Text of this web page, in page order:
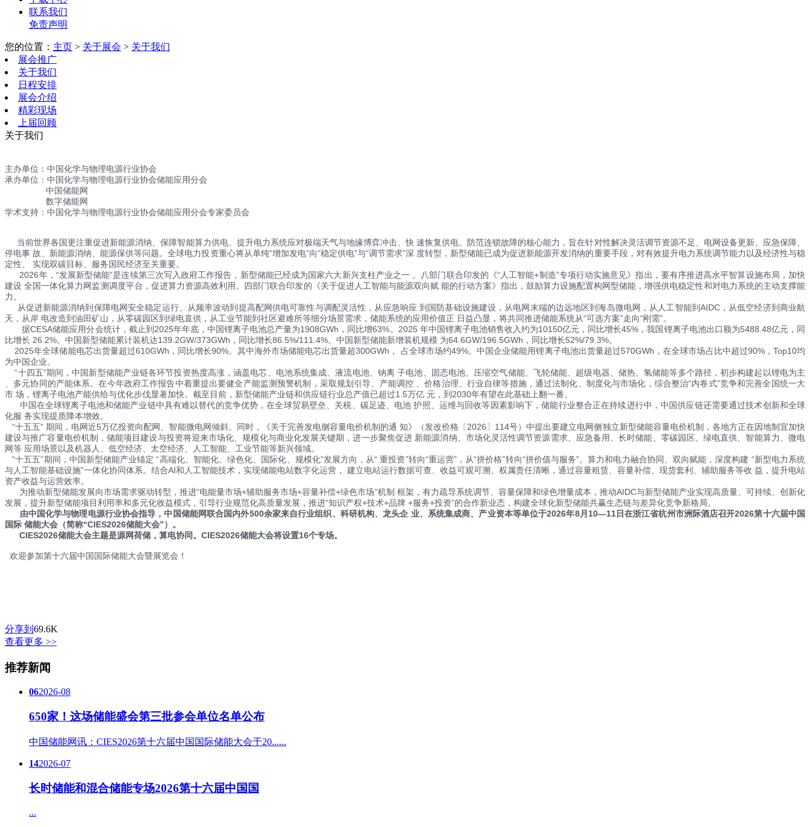
联系我们
免责声明
您的位置： 主页 > 关于展会 > 关于我们
展会推广
关于我们
日程安排
展会介绍
精彩现场
上届回顾
关于我们
主办单位：中国化学与物理电源行业协会
承办单位：中国化学与物理电源行业协会储能应用分会
中国储能网
数字储能网
学术支持：中国化学与物理电源行业协会储能应用分会专家委员会
当前世界各国更注重促进新能源消纳、保障智能算力供电、提升电力系统应对极端天气与地缘博弈冲击、快 速恢复供电、防范连锁故障的核心能力，旨在针对性解决灵活调节资源不足、电网设备更新、应急保障、
停电事 故、新能源消纳、能源保供等问题。全球电力投资重心将从单纯“增加发电”向“稳定供电”与“调节需求”深 度转型，新型储能已成为促进新能源开发消纳的重要手段，对有效提升电力系统调节能力以及经济性与稳
定性、 实现双碳目标、服务国民经济至关重要。
2026年，“发展新型储能”是连续第三次写入政府工作报告，新型储能已经成为国家六大新兴支柱产业之一 。八部门联合印发的《“人工智能+制造”专项行动实施意见》指出，要有序推进高水平智算设施布局，加快
建设 全国一体化算力网监测调度平台，促进算力资源高效利用。四部门联合印发的《关于促进人工智能与能源双向赋 能的行动方案》指出，鼓励算力设施配置构网型储能，增强供电稳定性和对电力系统的主动支撑能
力。
从促进新能源消纳到保障电网安全稳定运行、从频率波动到提高配网供电可靠性与调配灵活性，从应急响应 到国防基础设施建设，从电网末端的边远地区到海岛微电网，从人工智能到AIDC，从低空经济到商业航
天，从岸 电改造到油田矿山，从零碳园区到绿电直供，从工业节能到社区避难所等细分场景需求，储能系统的应用价值正 日益凸显，将共同推进储能系统从“可选方案”走向“刚需”。
据CESA储能应用分会统计，截止到2025年年底，中国锂离子电池总产量为1908GWh，同比增63%。2025 年中国锂离子电池销售收入约为10150亿元，同比增长45%，我国锂离子电池出口额为5488.48亿元，同
比增长 26.2%。中国新型储能累计装机达139.2GW/373GWh，同比增长86.5%/111.4%。中国新型储能新增装机规模 为64.6GW/196.5GWh，同比增长52%/79.3%。
2025年全球储能电芯出货量超过610GWh，同比增长90%。其中海外市场储能电芯出货量超300GWh， 占全球市场约49%。中国企业储能用锂离子电池出货量超过570GWh，在全球市场占比中超过90%，Top10均
为中国企业。
“十四五”期间，中国新型储能产业链各环节投资热度高涨，涵盖电芯、电池系统集成、液流电池、钠离 子电池、固态电池、压缩空气储能、飞轮储能、超级电器、储热、氢储能等多个路径，初步构建起以锂电为主
、多元协同的产能体系。在今年政府工作报告中着重提出要健全产能监测预警机制，采取规划引导、产能调控 、价格治理、行业自律等措施，通过法制化、制度化与市场化，综合整治“内卷式”竞争和完善全国统一大
市 场，锂离子电池产能供给与优化步伐显著加快。截至目前，新型储能产业链和供应链行业总产值已超过1.5万亿 元，到2030年有望在此基础上翻一番。
中国在全球锂离子电池和储能产业链中具有难以替代的竞争优势，在全球贸易壁垒、关税、碳足迹、电池 护照、运维与回收等因素影响下，储能行业整合正在持续进行中，中国供应链还需要通过技术创新和全球
化服 务实现提质降本增效。
“十五五” 期间，电网近5万亿投资向配网、智能微电网倾斜。同时，《关于完善发电侧容量电价机制的通 知》（发改价格〔2026〕114号）中提出要建立电网侧独立新型储能容量电价机制，各地方正在因地制宜加快
建设与推广容量电价机制，储能项目建设与投资将迎来市场化、规模化与商业化发展关键期，进一步聚焦促进 新能源消纳、市场化灵活性调节资源需求、应急备用、长时储能、零碳园区、绿电直供、智能算力、微电
网等 应用场景以及机器人、低空经济、太空经济、人工智能、工业节能等新兴领域。
“十五五”期间，中国新型储能产业锚定 “高端化、智能化、绿色化、国际化、规模化”发展方向，从“ 重投资”转向“重运营”，从“拼价格”转向“拼价值与服务”。算力和电力融合协同、双向赋能，深度构建 “新型电力系统
与人工智能基础设施”一体化协同体系。结合AI和人工智能技术，实现储能电站数字化运营， 建立电站运行数据可查、收益可观可溯、权属责任清晰，通过容量租赁、容量补偿、现货套利、辅助服务等收 益，提升电站
资产收益与运营效率。
为推动新型储能发展向市场需求驱动转型，推进“电能量市场+辅助服务市场+容量补偿+绿色市场”机制 框架，有力疏导系统调节、容量保障和绿色增量成本，推动AIDC与新型储能产业实现高质量、可持续、创新化
发展，提升新型储能项目利用率和多元化收益模式，引导行业规范化高质量发展，推进“知识产权+技术+品牌 +服务+投资”的合作新业态，构建全球化新型储能共赢生态链与差异化竞争新格局。
由中国化学与物理电源行业协会指导，中国储能网联合国内外500余家来自行业组织、科研机构、龙头企 业、系统集成商、产业资本等单位于2026年8月10—11日在浙江省杭州市洲际酒店召开2026第十六届中国
国际 储能大会（简称“CIES2026储能大会”）。
CIES2026储能大会主题是源网荷储，算电协同。CIES2026储能大会将设置16个专场。
欢迎参加第十六届中国国际储能大会暨展览会！
分享到 69.6K
查看更多 >>
推荐新闻
062026-08
650家！这场储能盛会第三批参会单位名单公布
中国储能网讯：CIES2026第十六届中国国际储能大会于20......
142026-07
长时储能和混合储能专场2026第十六届中国国
...